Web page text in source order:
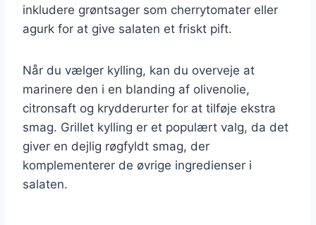
inkludere grøntsager som cherrytomater eller
agurk for at give salaten et friskt pift.
Når du vælger kylling, kan du overveje at
marinere den i en blanding af olivenolie,
citronsaft og krydderurter for at tilføje ekstra
smag. Grillet kylling er et populært valg, da det
giver en dejlig røgfyldt smag, der
komplementerer de øvrige ingredienser i
salaten.